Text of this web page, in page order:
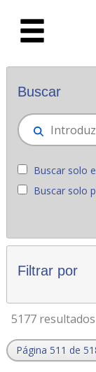
Buscar
Buscar solo
Buscar solo
Filtrar por
5177 resultados
Página 511 de